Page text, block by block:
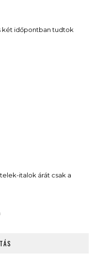
két időpontban tudtok
italok árát csak a